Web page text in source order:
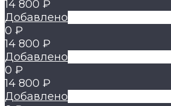
14 800 ₽
Добавлено
0 ₽
14 800 ₽
Добавлено
0 ₽
14 800 ₽
Добавлено